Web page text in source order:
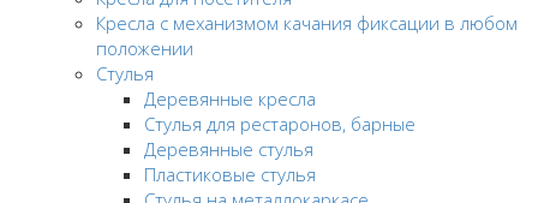
Кресла с механизмом качания фиксации в любом
положении
Стулья
Деревянные кресла
Стулья для рестаронов, барные
Деревянные стулья
Пластиковые стулья